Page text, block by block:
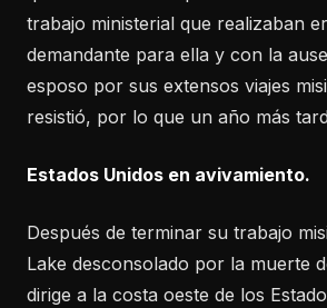
trabajo ministerial que realizaban
demandante para ella y con la
esposo por sus extensos viajes
resistió, por lo que un año más
Estados Unidos en avivamiento.
Después de terminar su trabajo
Lake desconsolado por la muerte
dirige a la costa oeste de los